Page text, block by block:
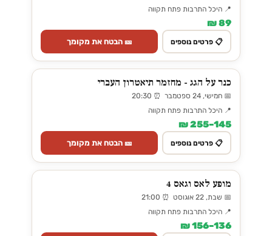
📍 היכל התרבות פתח תקווה
89 ₪
📋 פרטים נוספים 🎫 הבטח את מקומך
כנר על הגג - מחזמר תיאטרון העברי
📅 חמישי, 24 ספטמבר ⏰ 20:30
📍 היכל התרבות פתח תקווה
145–255 ₪
📋 פרטים נוספים 🎫 הבטח את מקומך
מופע לאס וגאס 4
📅 שבת, 22 אוגוסט ⏰ 21:00
📍 היכל התרבות פתח תקווה
136–156 ₪